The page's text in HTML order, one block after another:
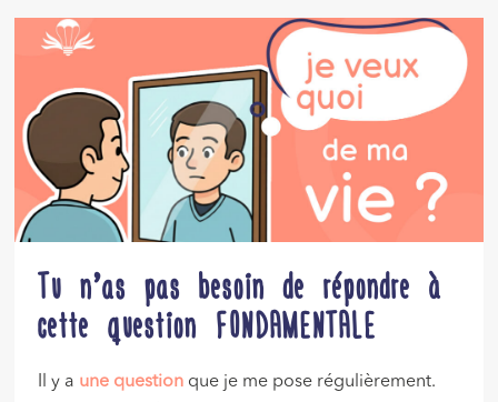
Tu n’as pas besoin de répondre à
cette question FONDAMENTALE
Il y a une question que je me pose régulièrement.